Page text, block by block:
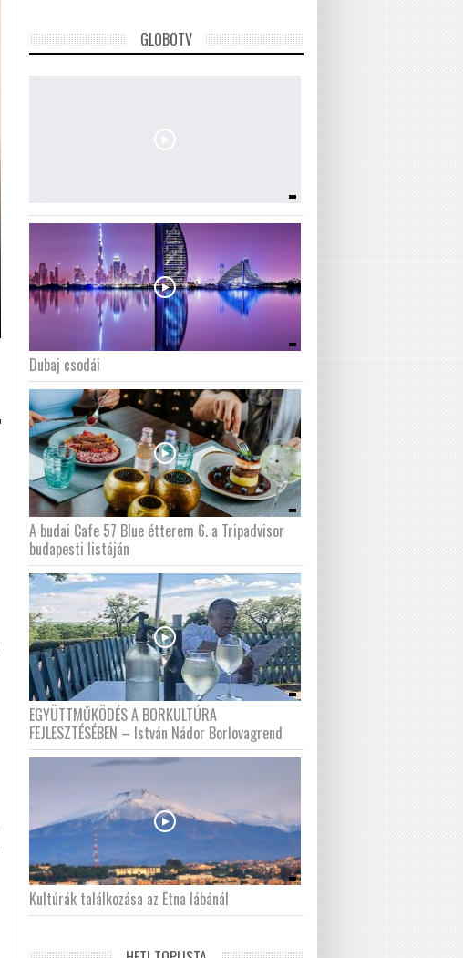
GLOBOTV
Dubaj csodái
A budai Cafe 57 Blue étterem 6. a Tripadvisor
budapesti listáján
EGYÜTTMŰKÖDÉS A BORKULTÚRA
FEJLESZTÉSÉBEN – István Nádor Borlovagrend
Kultúrák találkozása az Etna lábánál